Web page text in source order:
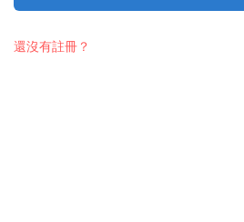
還沒有註冊？